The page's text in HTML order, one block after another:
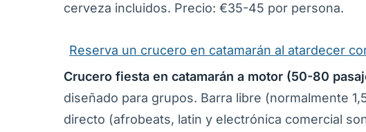
cerveza incluidos. Precio: €35-45 por persona.
Reserva un crucero en catamarán al atardecer
Crucero fiesta en catamarán a motor (50-80
diseñado para grupos. Barra libre (normalmente
directo (afrobeats, latin y electrónica comercial